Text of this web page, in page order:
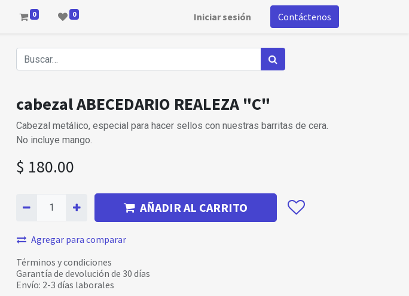
0 0 Iniciar sesión Contáctenos
cabezal ABECEDARIO REALEZA "C"
Cabezal metálico, especial para hacer sellos con nuestras barritas de cera.
No incluye mango.
$ 180.00
AÑADIR AL CARRITO
Agregar para comparar
Términos y condiciones
Garantía de devolución de 30 días
Envío: 2-3 días laborales